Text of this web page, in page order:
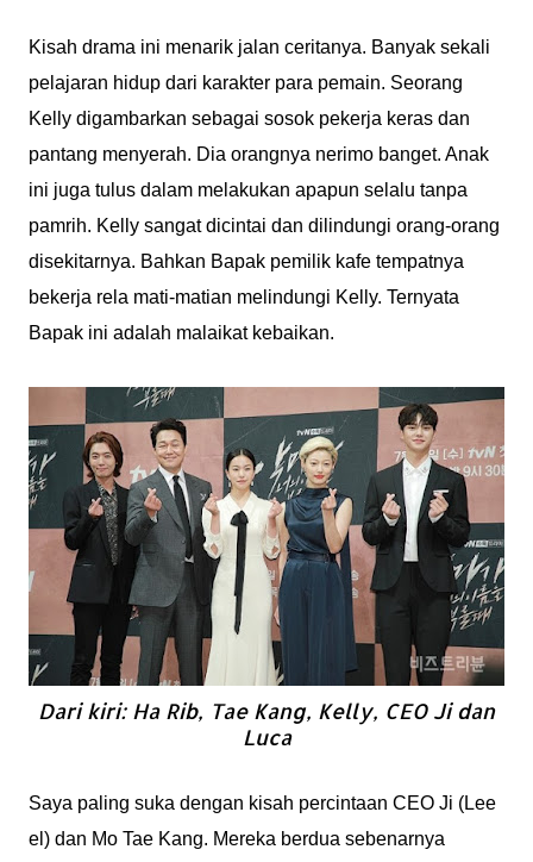
Kisah drama ini menarik jalan ceritanya. Banyak sekali
pelajaran hidup dari karakter para pemain. Seorang
Kelly digambarkan sebagai sosok pekerja keras dan
pantang menyerah. Dia orangnya nerimo banget. Anak
ini juga tulus dalam melakukan apapun selalu tanpa
pamrih. Kelly sangat dicintai dan dilindungi orang-orang
disekitarnya. Bahkan Bapak pemilik kafe tempatnya
bekerja rela mati-matian melindungi Kelly. Ternyata
Bapak ini adalah malaikat kebaikan.
Dari kiri: Ha Rib, Tae Kang, Kelly, CEO Ji dan
Luca
Saya paling suka dengan kisah percintaan CEO Ji (Lee
el) dan Mo Tae Kang. Mereka berdua sebenarnya